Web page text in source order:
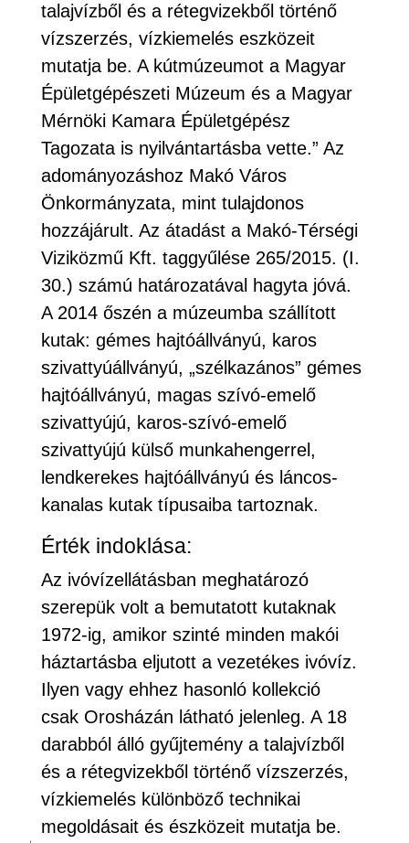
talajvízből és a rétegvizekből történő
vízszerzés, vízkiemelés eszközeit
mutatja be. A kútmúzeumot a Magyar
Épületgépészeti Múzeum és a Magyar
Mérnöki Kamara Épületgépész
Tagozata is nyilvántartásba vette.” Az
adományozáshoz Makó Város
Önkormányzata, mint tulajdonos
hozzájárult. Az átadást a Makó-Térségi
Viziközmű Kft. taggyűlése 265/2015. (I.
30.) számú határozatával hagyta jóvá.
A 2014 őszén a múzeumba szállított
kutak: gémes hajtóállványú, karos
szivattyúállványú, „szélkazános” gémes
hajtóállványú, magas szívó-emelő
szivattyújú, karos-szívó-emelő
szivattyújú külső munkahengerrel,
lendkerekes hajtóállványú és láncos-
kanalas kutak típusaiba tartoznak.
Érték indoklása:
Az ivóvízellátásban meghatározó
szerepük volt a bemutatott kutaknak
1972-ig, amikor szinté minden makói
háztartásba eljutott a vezetékes ivóvíz.
Ilyen vagy ehhez hasonló kollekció
csak Orosházán látható jelenleg. A 18
darabból álló gyűjtemény a talajvízből
és a rétegvizekből történő vízszerzés,
vízkiemelés különböző technikai
megoldásait és észközeit mutatja be.